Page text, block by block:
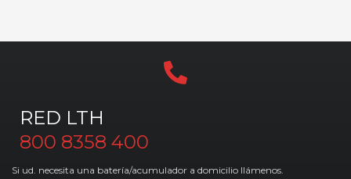
RED LTH
800 8358 400
Si ud. necesita una batería/acumulador a domicilio llámenos.